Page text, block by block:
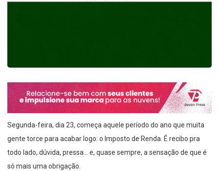
Segunda-feira, dia 23, começa aquele período do ano que muita
gente torce para acabar logo: o Imposto de Renda. É recibo pra
todo lado, dúvida, pressa… e, quase sempre, a sensação de que é
só mais uma obrigação.